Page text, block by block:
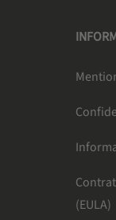
(EULA)